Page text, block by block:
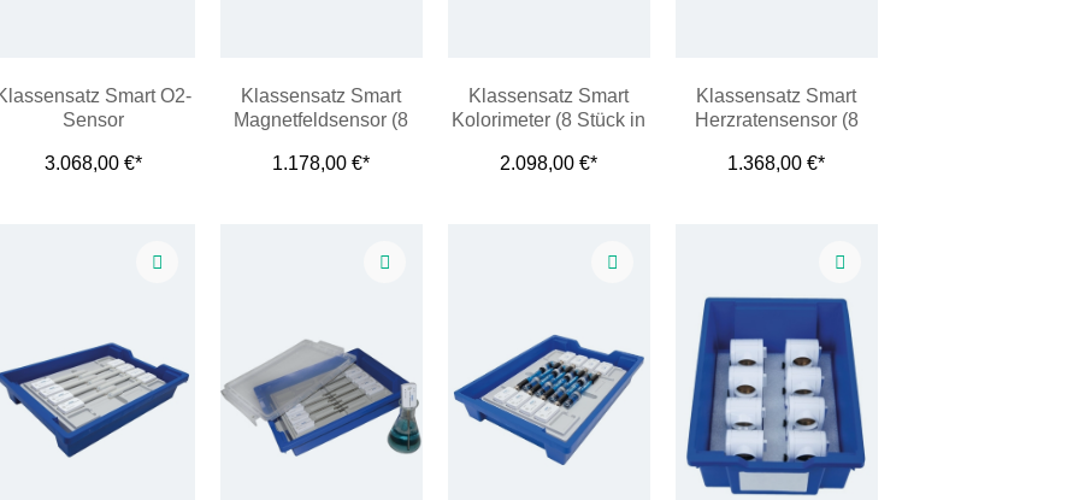
Smart O2-
Sensor
3.068,00 €*
Klassensatz Smart
Magnetfeldsensor (8
1.178,00 €*
Klassensatz Smart
Kolorimeter (8 Stück in
2.098,00 €*
Klassensatz Smart
Herzratensensor (8
1.368,00 €*